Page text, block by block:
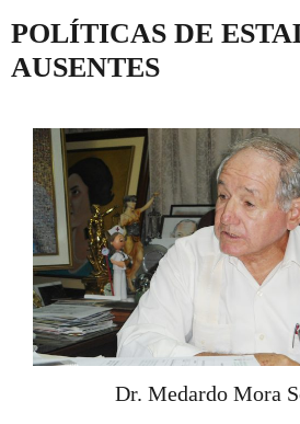
POLÍTICAS DE
AUSENTES
Dr. Medardo Mora